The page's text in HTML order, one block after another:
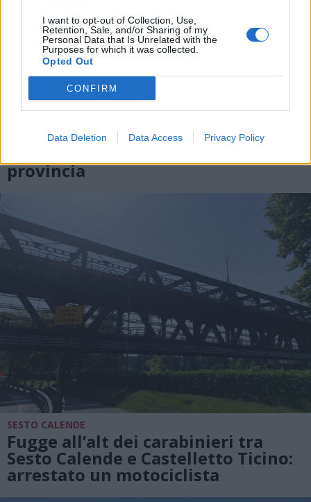
I want to opt-out of Collection, Use,
Retention, Sale, and/or Sharing of my
Personal Data that Is Unrelated with the
Purposes for which it was collected.
Opted Out
CONFIRM
Data Deletion Data Access Privacy Policy
Un sabato di controlli tra possibili
provincia
SESTO CALENDE
Fugge all’alt dei carabinieri tra
Sesto Calende e Castelletto Ticino:
arrestato un motociclista